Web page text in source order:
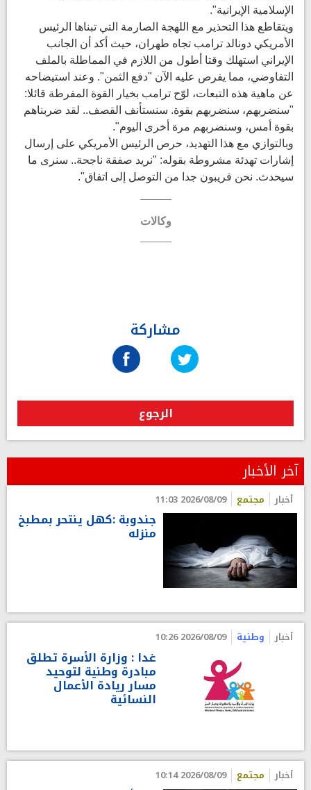
الإسلامية الإيرانية".
ويتقاطع هذا التحذير مع اللهجة الصارمة التي تبناها الرئيس
الأمريكي دونالد ترامب تجاه طهران، حيث أكد أن الجانب
الإيراني استهلك وقتا أطول من اللازم في المماطلة بالملف
التفاوضي، مما يفرص عليه الآن "دفع الثمن". وعند استيضاحه
عن ماهية هذه التبعات، لوّح ترامب بخيار القوة المفرطة قائلا:
"سنضربهم، سنضربهم بقوة. سنستأنف القصف.. لقد ضربناهم
بقوة أمس، وسنضربهم مرة أخرى اليوم".
وبالتوازي مع هذا التهديد، حرص الرئيس الأمريكي على إرسال
إشارات تهدئة مشروطة بقوله: "نريد صفقة ناجحة.. سنرى ما
سيحدث. نحن قريبون جدا من التوصل إلى اتفاق".
وكالات
مشاركة
الرجوع
آخر الأخبار
أخبار مجتمع 2026/08/09 11:03
جندوبة :كهل ينتحر بمطبخ
منزله
أخبار وطنية 2026/08/09 10:26
غدا : وزارة الأسرة تطلق
مبادرة وطنية لتوحيد
مسار ريادة الأعمال
النسائية
أخبار مجتمع 2026/08/09 10:14